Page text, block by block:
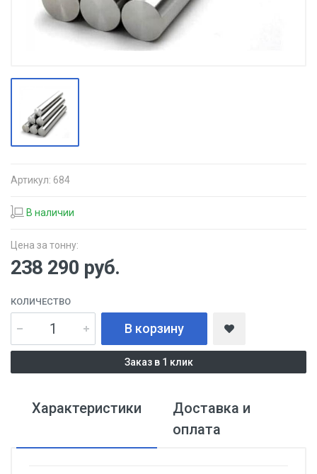
Артикул: 684
В наличии
Цена за тонну:
238 290 руб.
КОЛИЧЕСТВО
В корзину
Заказ в 1 клик
Характеристики
Доставка и
оплата